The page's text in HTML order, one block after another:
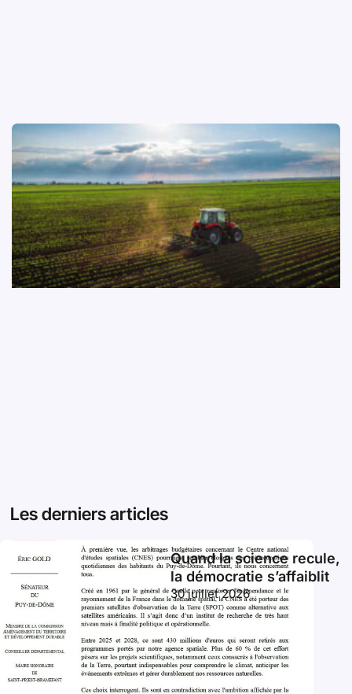
Les derniers articles
Quand la science recule,
la démocratie s’affaiblit
30 juillet 2026